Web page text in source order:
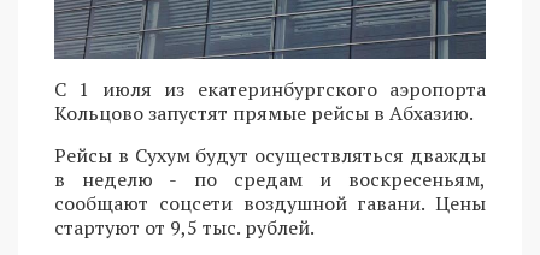
С 1 июля из екатеринбургского аэропорта
Кольцово запустят прямые рейсы в Абхазию.
Рейсы в Сухум будут осуществляться дважды
в неделю - по средам и воскресеньям,
сообщают соцсети воздушной гавани. Цены
стартуют от 9,5 тыс. рублей.